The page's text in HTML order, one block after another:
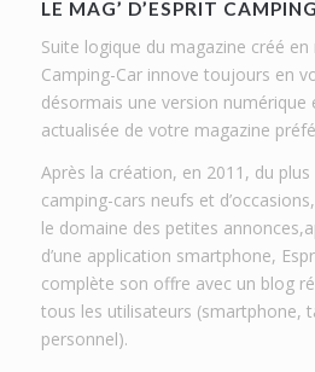
LE MAG’ D’ESPRIT
Suite logique du magazine créé
Camping-Car innove toujours en
désormais une version
actualisée de votre magazine
Après la création, en 2011, du plus
camping-cars neufs et
le domaine des petites
d’une application smartphone,
complète son offre avec un blog
tous les utilisateurs (smartphone,
personnel).